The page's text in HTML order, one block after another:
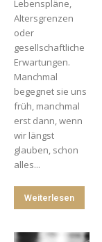
Lebenspläne,
Altersgrenzen
oder
gesellschaftliche
Erwartungen.
Manchmal
begegnet sie uns
früh, manchmal
erst dann, wenn
wir längst
glauben, schon
alles...
Weiterlesen